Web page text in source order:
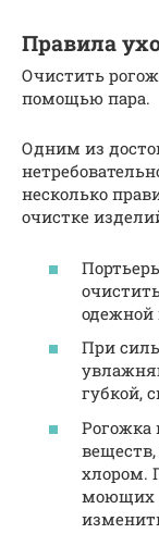
Правила
Очистить
помощью пара.
Одним из
несколько
очистке
одежной
При
губкой,
Рогожка
хлором.
моющих